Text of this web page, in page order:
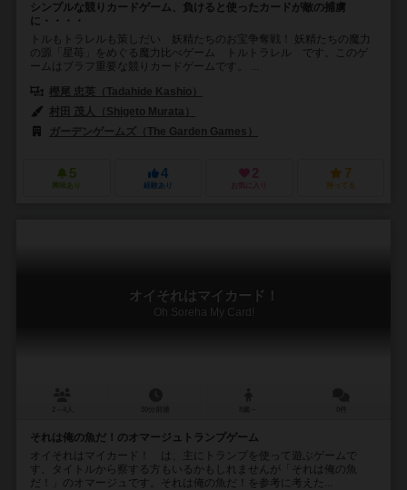
シンプルな競りカードゲーム、負けると使ったカードが敵の捕虜
に・・・・
トルもトラレルも策しだい 妖精たちのお宝争奪戦！ 妖精たちの魔力
の源「星苺」をめぐる魔力比べゲーム トルトラレル です。このゲ
ームはブラフ重要な競りカードゲームです。 ...
樫尾 忠英（Tadahide Kashio）
村田 茂人（Shigeto Murata）
ガーデンゲームズ（The Garden Games）
5
興味あり
4
経験あり
2
お気に入り
7
持ってる
オイそれはマイカード！
Oh Soreha My Card!
それは俺の魚だ！のオマージュトランプゲーム
オイそれはマイカード！ は、主にトランプを使って遊ぶゲームで
す。タイトルから察する方もいるかもしれませんが「それは俺の魚
だ！」のオマージュです。それは俺の魚だ！を参考に考えた...